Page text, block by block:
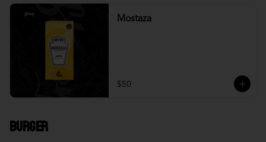
Mostaza
$50
Burger